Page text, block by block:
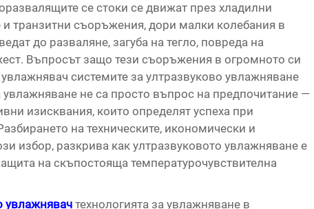
се стоки се движат през хладилни
и транзитни съоръжения, дори малки колебания в
до разваляне, загуба на тегло, повреда на
Въпросът защо тези съоръжения в огромното си
системите за ултразвуково увлажняване
увлажняване не са просто въпрос на предпочитание —
изисквания, които определят успеха при
на техническите, икономически и
избор, разкрива как ултразвуковото увлажняване е
на скъпостояща температурочувствителна
увлажнявач технологията за увлажняване в